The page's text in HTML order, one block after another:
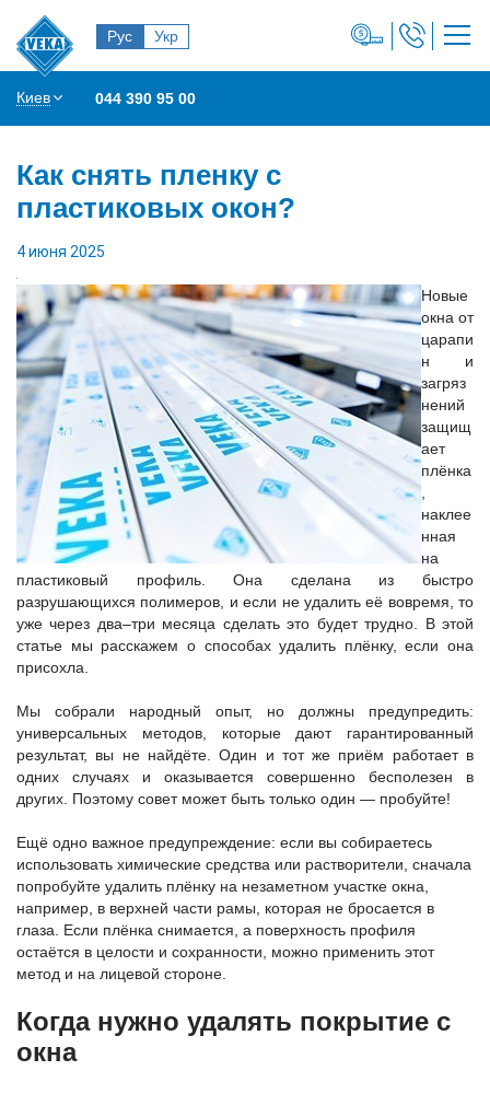
Рус Укр
Киев 044 390 95 00
Как снять пленку с
пластиковых окон?
4 июня 2025
Новые
окна от
царапи
н и
загряз
нений
защищ
ает
плёнка
наклее
нная
на
пластиковый профиль. Она сделана из быстро
разрушающихся полимеров, и если не удалить её вовремя, то
уже через два–три месяца сделать это будет трудно. В этой
статье мы расскажем о способах удалить плёнку, если она
присохла.
Мы собрали народный опыт, но должны предупредить:
универсальных методов, которые дают гарантированный
результат, вы не найдёте. Один и тот же приём работает в
одних случаях и оказывается совершенно бесполезен в
других. Поэтому совет может быть только один — пробуйте!
Ещё одно важное предупреждение: если вы собираетесь
использовать химические средства или растворители, сначала
попробуйте удалить плёнку на незаметном участке окна,
например, в верхней части рамы, которая не бросается в
глаза. Если плёнка снимается, а поверхность профиля
остаётся в целости и сохранности, можно применить этот
метод и на лицевой стороне.
Когда нужно удалять покрытие с
окна